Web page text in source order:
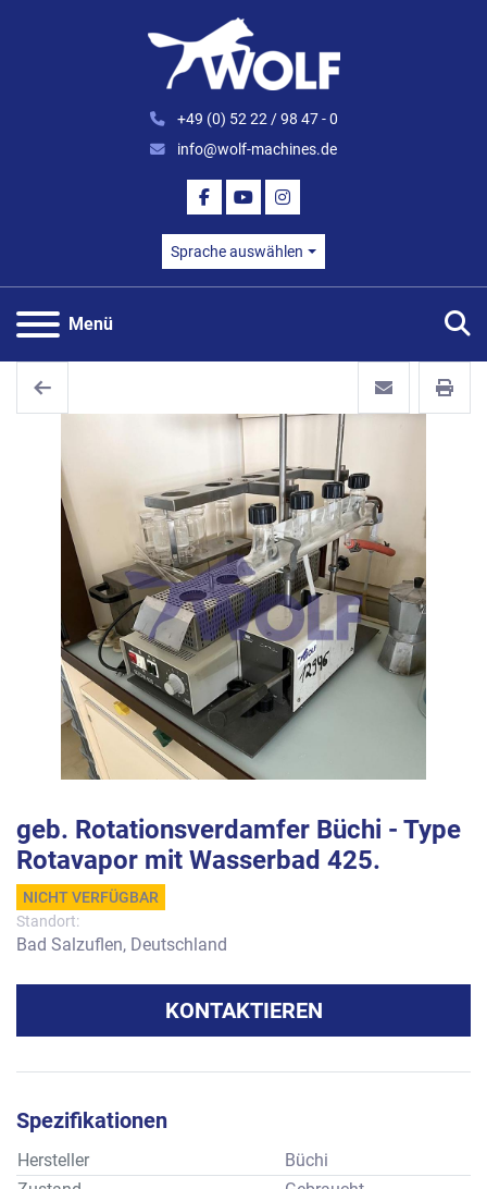
+49 (0) 52 22 / 98 47 - 0
info@wolf-machines.de
FACEBOOK
YOUTUBEINSTAGRAM
Sprache auswählen
Menü
geb. Rotationsverdamfer Büchi - Type
Rotavapor mit Wasserbad 425.
NICHT VERFÜGBAR
Standort:
Bad Salzuflen, Deutschland
KONTAKTIEREN
Spezifikationen
Hersteller
Büchi